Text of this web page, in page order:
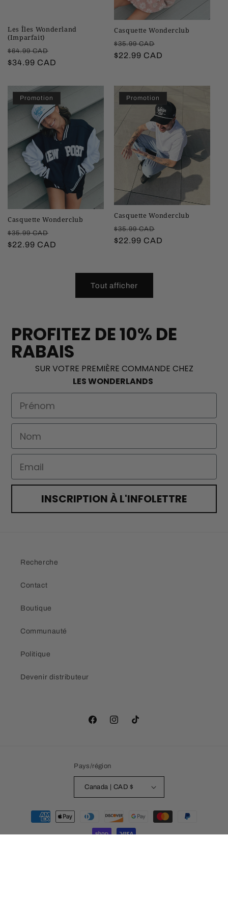
Les Îles Wonderland
(Imparfait)
Prix
habituel
$64.99 CAD
promotionnel
$34.99 CAD
Casquette Wonderclub
Prix
habituel
$35.99 CAD
promotionnel
$22.99 CAD
Promotion
Casquette Wonderclub
Prix
habituel
$35.99 CAD
promotionnel
$22.99 CAD
Promotion
Casquette Wonderclub
Prix
habituel
$35.99 CAD
promotionnel
$22.99 CAD
Tout afficher
PROFITEZ DE 10% DE
RABAIS
SUR VOTRE PREMIÈRE COMMANDE CHEZ
LES WONDERLANDS
First Name
Nom
Email
INSCRIPTION À L'INFOLETTRE
Recherche
Contact
Boutique
Communauté
Politique
Devenir distributeur
FacebookInstagramTikTok
Pays/région
Canada | CAD $
Moyens